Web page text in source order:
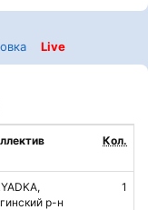
Live
Кол.
р-н
1